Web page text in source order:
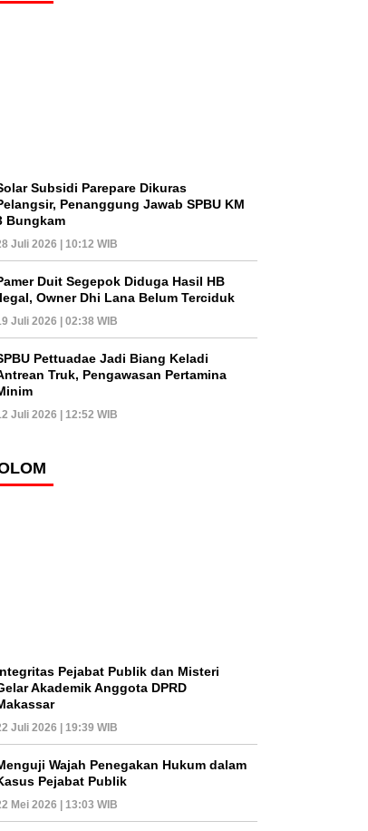
Subsidi Parepare Dikuras
Penanggung Jawab SPBU KM
Bungkam
Juli 2026 | 10:12 WIB
Duit Segepok Diduga Hasil HB
Owner Dhi Lana Belum Terciduk
Juli 2026 | 02:38 WIB
Pettuadae Jadi Biang Keladi
Truk, Pengawasan Pertamina
Juli 2026 | 12:52 WIB
Pejabat Publik dan Misteri
Akademik Anggota DPRD
Juli 2026 | 19:39 WIB
Wajah Penegakan Hukum dalam
Pejabat Publik
Mei 2026 | 13:03 WIB